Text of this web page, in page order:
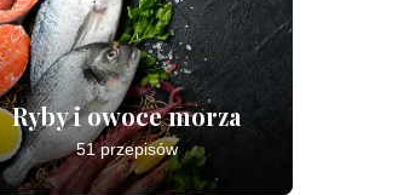
Ryby i owoce morza
51 przepisów